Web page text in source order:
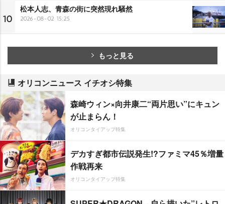
10
松本人志、青森の街に突然現れ騒然
2026-08-02 15:25
もっと見る
オリコンニュース イチオシ特集
森崎ウィン×向井康二“両片思い”にキュン
が止まらん！
オリコンタイアップ特集
デカすぎ都市伝説発生!?ファミマ45％増量
作戦再来
オリコンタイアップ特集